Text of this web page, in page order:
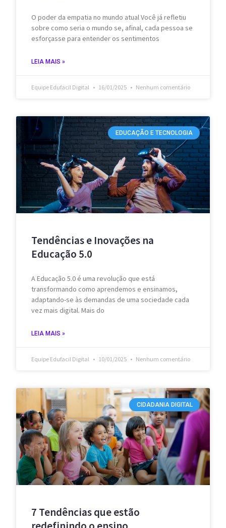
O poder da empatia no mundo atual Você já refletiu
sobre como seria o mundo se, afinal, cada pessoa se
esforçasse para entender os sentimentos
LEIA MAIS »
Equipe Edufacil Digital 16/01/2025 Nenhum comentário
EDUCAÇÃO E TECNOLOGIA
Tendências e Inovações na
Educação 5.0
A Educação 5.0 é uma revolução que está
transformando como aprendemos e ensinamos,
adaptando-se às demandas de uma sociedade cada
vez mais digital. Mais do
LEIA MAIS »
Equipe Edufacil Digital 10/01/2025 Nenhum comentário
CIDADANIA DIGITAL
7 Tendências que estão